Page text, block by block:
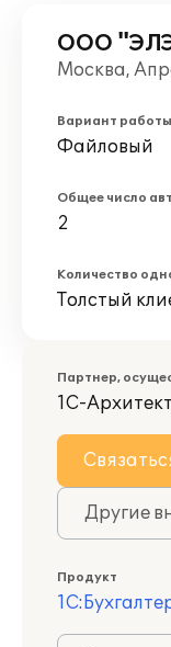
ООО
Москва,
Вариант работы
Файловый
Общее число
2
Количество
Толстый
Партнер,
1С-
Другие
Продукт